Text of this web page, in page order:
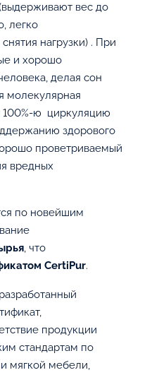
вес до
легко
нагрузки) . При
и хорошо
делая сон
молекулярная
100%-ю циркуляцию
здорового
проветриваемый
вредных
по новейшим
, что
CertiPur.
продукции
стандартам по
мягкой мебели,